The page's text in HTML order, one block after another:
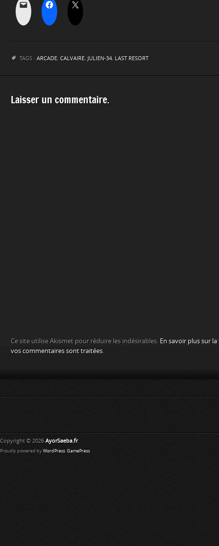
TAGS : ARCADE, CALVAIRE, JULIEN-34, LAST RESORT
Laisser un commentaire.
Ce site utilise Akismet pour réduire les indésirables. En savoir plus sur
vos commentaires sont traitées.
Copyright © 2026 AyorSaeba.fr
Proudly powered by WordPress. GamePress